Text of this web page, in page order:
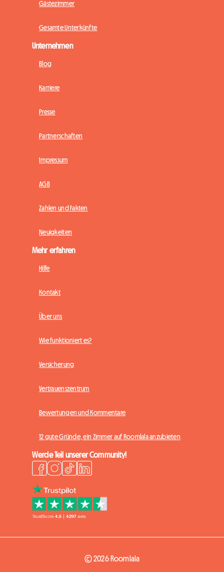
Gästezimmer
Gesamte Unterkünfte
Unternehmen
Blog
Karriere
Presse
Partnerschaften
Impressum
AGB
Zahlen und Fakten
Neuigkeiten
Mehr erfahren
Hilfe
Kontakt
Über uns
Wie funktioniert es?
Versicherung
Vertrauenszentrum
Bewertungen und Kommentare
12 gute Gründe, ein Zimmer auf Roomlala anzubieten
Werde Teil unserer Community!
© 2026 Roomlala